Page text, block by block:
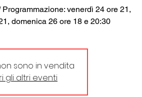
venerdì 24 ore 21,
domenica 26 ore 18 e 20:30
sono in vendita
gli altri eventi